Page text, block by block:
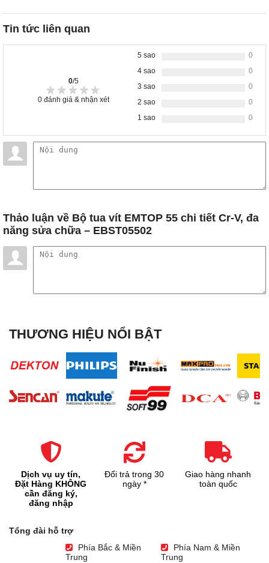
Tin tức liên quan
0/5
0 đánh giá & nhận xét
5 sao
0
4 sao
0
3 sao
0
2 sao
0
1 sao
0
Thảo luận về Bộ tua vít EMTOP 55 chi tiết Cr-V, đa
năng sửa chữa – EBST05502
THƯƠNG HIỆU NỔI BẬT
Dịch vụ uy tín,
Đặt Hàng KHÔNG
cần đăng ký,
đăng nhập
Đổi trả trong 30
ngày *
Giao hàng nhanh
toàn quốc
Tổng đài hỗ trợ
Phía Bắc & Miền
Trung
Phía Nam & Miền
Trung